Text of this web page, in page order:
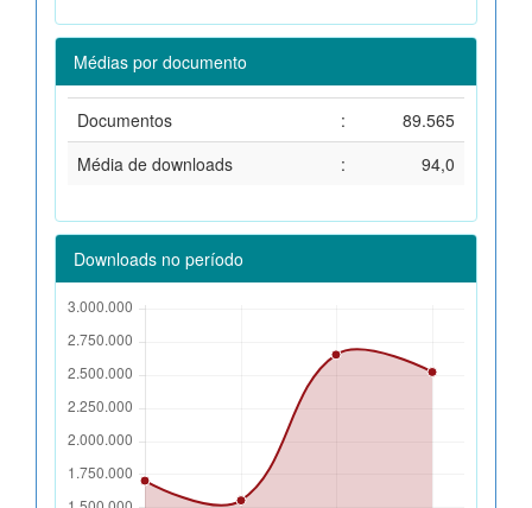
Médias por documento
Documentos :
89.565
Média de downloads
: 94,0
Downloads no período